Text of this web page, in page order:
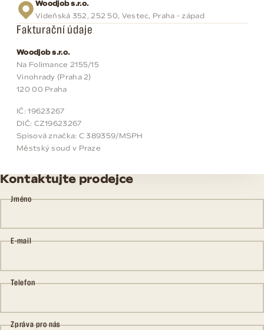
Woodjob s.r.o.
Vídeňská 352, 252 50, Vestec, Praha - západ
Fakturační údaje
Woodjob s.r.o.
Na Folimance 2155/15
Vinohrady (Praha 2)
120 00 Praha
IČ: 19623267
DIČ: CZ19623267
Spisová značka: C 389359/MSPH
Městský soud v Praze
Kontaktujte prodejce
Jméno
E-mail
Telefon
Zpráva pro nás